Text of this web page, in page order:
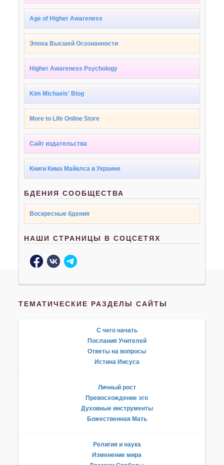
Age of Higher Awareness
Эпоха Высшей Осознанности
Higher Awareness Psychology
Kim Michaels' Blog
More to Life Online Store
Сайт издательства
Книги Кима Майклса в Украине
БДЕНИЯ СООБЩЕСТВА
Воскресные бдения
НАШИ СТРАНИЦЫ В СОЦСЕТЯХ
ТЕМАТИЧЕСКИЕ РАЗДЕЛЫ САЙТЫ
С чего начать
Послания Учителей
Ответы на вопросы
Истина Иисуса
Личный рост
Превосхождение эго
Духовные инструменты
Божественная Мать
Религия и наука
Изменение мира